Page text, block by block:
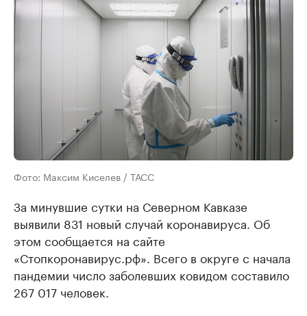
Фото: Максим Киселев / ТАСС
За минувшие сутки на Северном Кавказе
выявили 831 новый случай коронавируса. Об
этом сообщается на сайте
«Стопкоронавирус.рф». Всего в округе с начала
пандемии число заболевших ковидом составило
267 017 человек.